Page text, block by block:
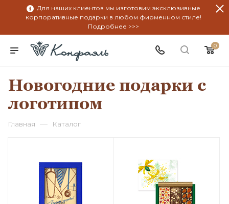
Для наших клиентов мы изготовим эксклюзивные
корпоративные подарки в любом фирменном стиле!
Подробнее >>>
0
Новогодние подарки с
логотипом
Главная — Каталог